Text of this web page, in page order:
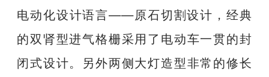
电动化设计语言——原石切割设计，经典
的双肾型进气格栅采用了电动车一贯的封
闭式设计。另外两侧大灯造型非常的修长